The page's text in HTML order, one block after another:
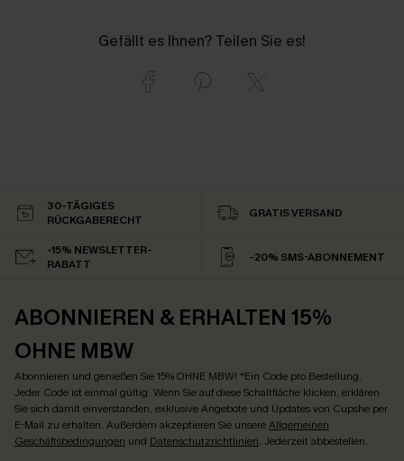
Gefällt es Ihnen? Teilen Sie es!
30-TÄGIGES
RÜCKGABERECHT
GRATIS VERSAND
-15% NEWSLETTER-
RABATT
-20% SMS-ABONNEMENT
ABONNIEREN & ERHALTEN 15%
OHNE MBW
Abonnieren und genießen Sie 15% OHNE MBW! *Ein Code pro Bestellung.
Jeder Code ist einmal gültig. Wenn Sie auf diese Schaltfläche klicken, erklären
Sie sich damit einverstanden, exklusive Angebote und Updates von Cupshe per
E-Mail zu erhalten. Außerdem akzeptieren Sie unsereAllgemeinen
Geschäftsbedingungen und Datenschutzrichtlinien. Jederzeit abbestellen.